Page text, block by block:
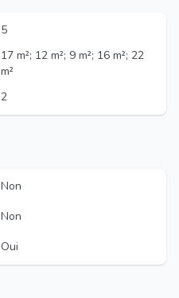
5
17 m²; 12 m²; 9 m²; 16 m²; 22
m²
2
Non
Non
Oui